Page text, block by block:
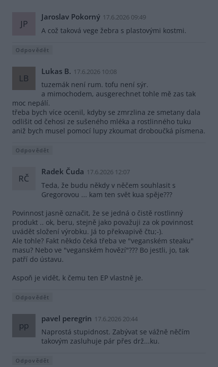
JP
Jaroslav Pokorný 17.6.2026 09:49
A což taková vege žebra s plastovými kostmi.
Odpovědět
LB
Lukas B. 17.6.2026 10:08
tuzemák není rum. tofu není sýr.
a mimochodem, ausgerechnet tohle mě zas tak
moc nepálí.
třeba bych více ocenil, kdyby se zmrzlina ze smetany dala
odlišit od čehosi ze sušeného mléka a rostlinného tuku
aniž bych musel pomocí lupy zkoumat droboučká písmena.
Odpovědět
RČ
Radek Čuda 17.6.2026 12:07
Teda, že budu někdy v něčem souhlasit s
Gregorovou ... kam ten svět kua spěje???
Povinnost jasně označit, že se jedná o čistě rostlinný
produkt .. ok, beru, stejně jako považuji za ok povinnost
uvádět složení výrobku. Já to překvapivě čtu;-).
Ale tohle? Fakt někdo čeká třeba ve "veganském steaku"
masu? Nebo ve "veganském hovězí"??? Bo jestli, jo, tak
patří do ústavu.
Aspoň je vidět, k čemu ten EP vlastně je.
Odpovědět
pp
pavel peregrin 17.6.2026 20:44
Naprostá stupidnost. Zabývat se vážně něčím
takovým zasluhuje pár přes drž...ku.
Odpovědět